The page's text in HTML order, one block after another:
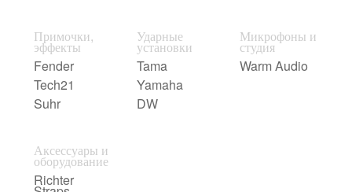
Примочки,
эффекты
Fender
Tech21
Suhr
Ударные
установки
Tama
Yamaha
DW
Микрофоны и
студия
Warm Audio
Аксессуары и
оборудование
Richter